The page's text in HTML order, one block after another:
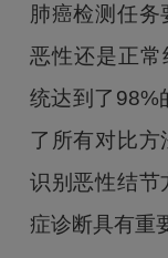
肺癌检测任务
恶性还是正
统达到了98%
了所有对比方
识别恶性结节
症诊断具有重